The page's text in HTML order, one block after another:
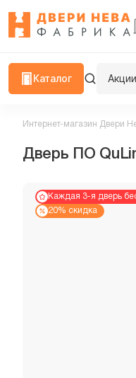
Каталог
Интернет-магазин Двери
Дверь ПО
Каждая 3-я дверь
20% скидка